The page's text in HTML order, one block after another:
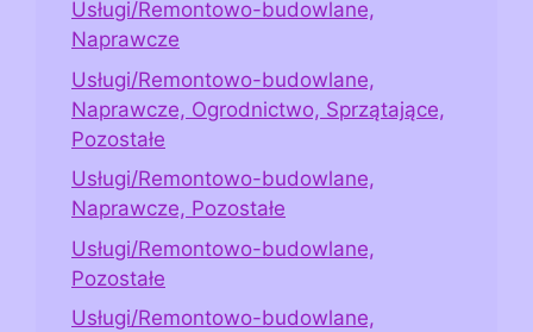
Usługi/Remontowo-budowlane,
Naprawcze
Usługi/Remontowo-budowlane,
Naprawcze, Ogrodnictwo, Sprzątające,
Pozostałe
Usługi/Remontowo-budowlane,
Naprawcze, Pozostałe
Usługi/Remontowo-budowlane,
Pozostałe
Usługi/Remontowo-budowlane,